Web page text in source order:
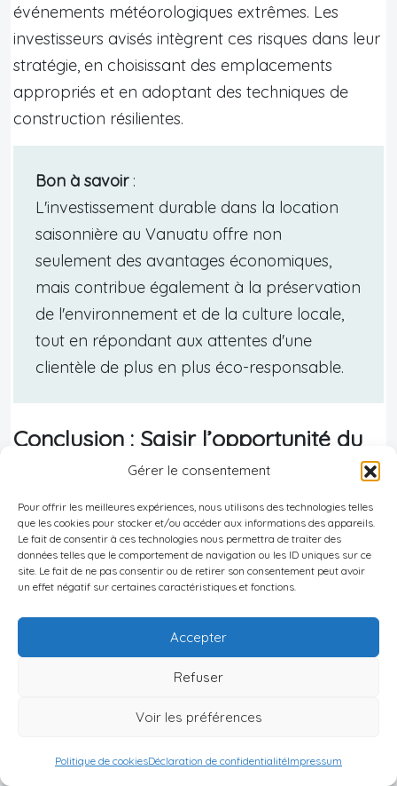
Gérer le consentement
Pour offrir les meilleures expériences, nous utilisons des technologies telles
que les cookies pour stocker et/ou accéder aux informations des appareils.
Le fait de consentir à ces technologies nous permettra de traiter des
données telles que le comportement de navigation ou les ID uniques sur ce
site. Le fait de ne pas consentir ou de retirer son consentement peut avoir
un effet négatif sur certaines caractéristiques et fonctions.
Accepter
Refuser
Voir les préférences
Politique de cookiesDéclaration de confidentialitéImpressum
événements météorologiques extrêmes. Les
investisseurs avisés intègrent ces risques dans leur
stratégie, en choisissant des emplacements
appropriés et en adoptant des techniques de
construction résilientes.
Bon à savoir:
L'investissement durable dans la location
saisonnière au Vanuatu offre non
seulement des avantages économiques,
mais contribue également à la préservation
de l'environnement et de la culture locale,
tout en répondant aux attentes d'une
clientèle de plus en plus éco-responsable.
Conclusion : Saisir l’opportunité du
Le Vanuatu représente une opportunité
exceptionnelle pour les investisseurs immobiliers à
la recherche d’un marché émergent dans le
secteur de la location saisonnière. Avec sa beauté
naturelle incomparable, son cadre réglementaire
favorable et son potentiel de croissance
touristique, l’archipel offre un terrain fertile pour
approche équilibrée, combinant une gestion